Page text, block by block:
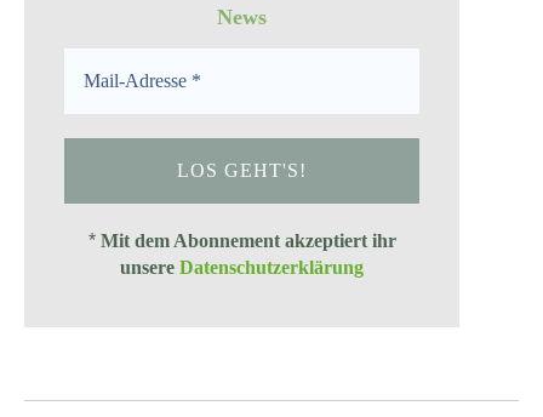
News
* Mit dem Abonnement akzeptiert ihr
unsereDatenschutzerklärung